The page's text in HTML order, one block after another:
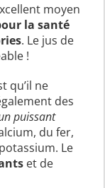
moyen
la santé
. Le jus de
!
qu’il ne
des
puissant
du fer,
Le
et de